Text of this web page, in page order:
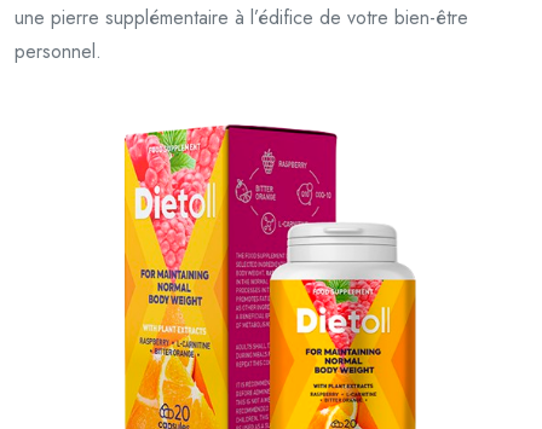
une pierre supplémentaire à l’édifice de votre bien-être
personnel.